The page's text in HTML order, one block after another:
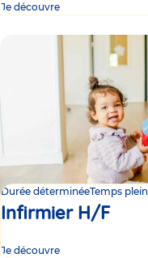
Je découvre
Durée déterminéeTemps plein
Infirmier H/F
Je découvre